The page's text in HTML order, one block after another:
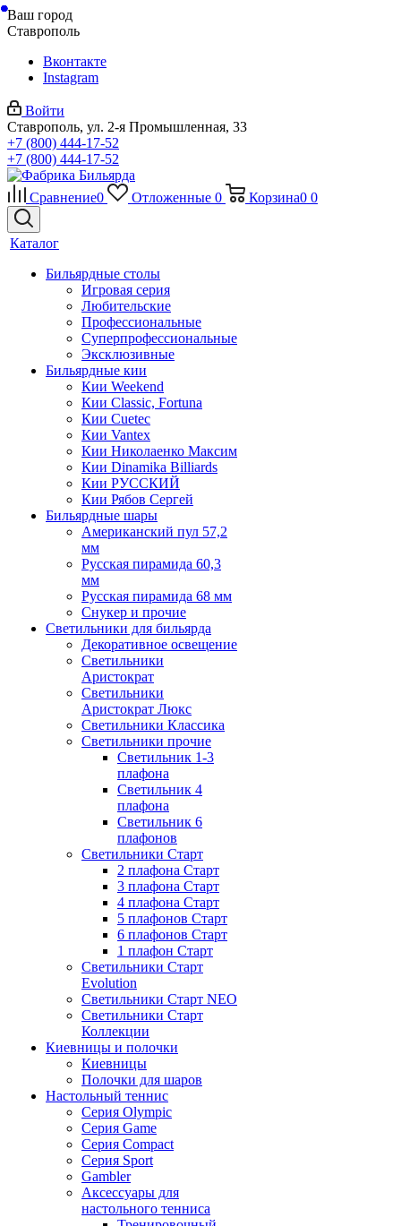
Ваш город
Ставрополь
Вконтакте
Instagram
Войти
Ставрополь, ул. 2-я Промышленная, 33
+7 (800) 444-17-52
+7 (800) 444-17-52
Сравнение0 Отложенные 0 Корзина0 0
Каталог
Бильярдные столы
Игровая серия
Любительские
Профессиональные
Суперпрофессиональные
Эксклюзивные
Бильярдные кии
Кии Weekend
Кии Classic, Fortuna
Кии Cuetec
Кии Vantex
Кии Николаенко Максим
Кии Dinamika Billiards
Кии РУССКИЙ
Кии Рябов Сергей
Бильярдные шары
Американский пул 57,2
мм
Русская пирамида 60,3
мм
Русская пирамида 68 мм
Снукер и прочие
Светильники для бильярда
Декоративное освещение
Светильники
Аристократ
Светильники
Аристократ Люкс
Светильники Классика
Светильники прочие
Светильник 1-3
плафона
Светильник 4
плафона
Светильник 6
плафонов
Светильники Старт
2 плафона Старт
3 плафона Старт
4 плафона Старт
5 плафонов Старт
6 плафонов Старт
1 плафон Старт
Светильники Старт
Evolution
Светильники Старт NEO
Светильники Старт
Коллекции
Киевницы и полочки
Киевницы
Полочки для шаров
Настольный теннис
Серия Olympic
Серия Game
Серия Compact
Серия Sport
Gambler
Аксессуары для
настольного тенниса